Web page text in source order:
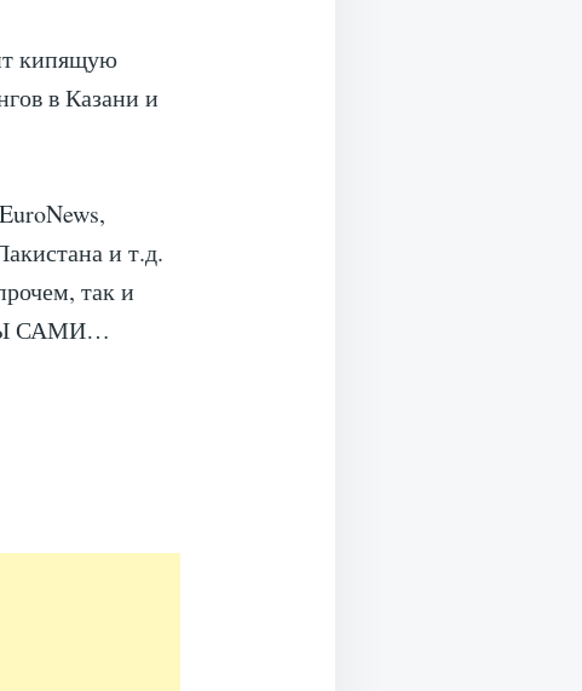
кипящую
в Казани и
и т.д.
так и
САМИ…